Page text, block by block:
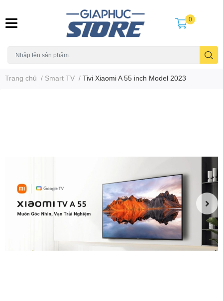
0
Trang chủ / Smart TV / Tivi Xiaomi A 55 inch Model 2023